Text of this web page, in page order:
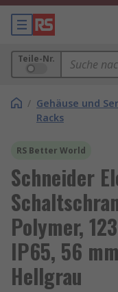
Teile-Nr.
/ Gehäuse und
Racks
RS Better World
Schneider
Polymer,
IP65, 56
Hellgrau